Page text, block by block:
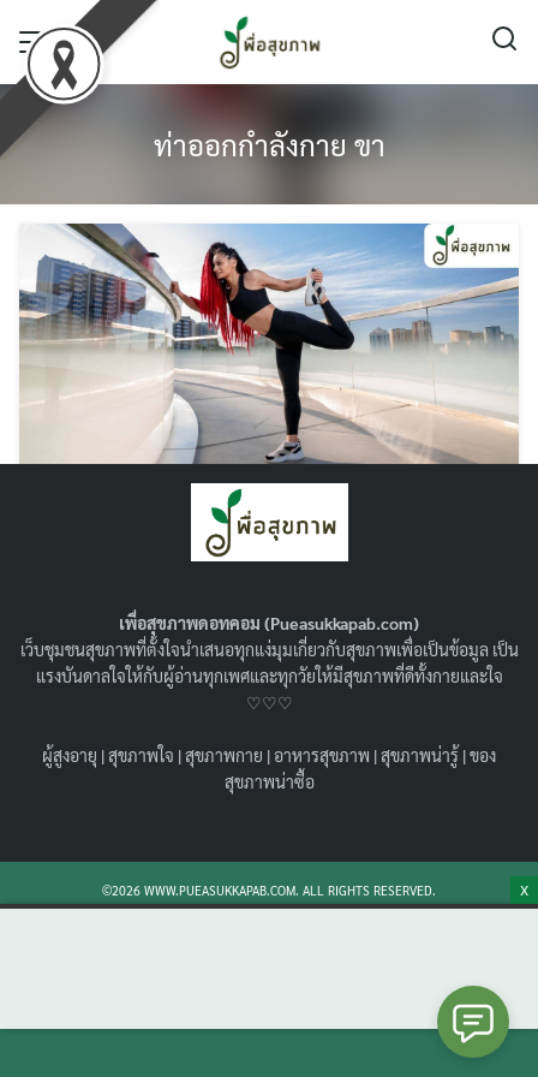
content
for:
Search
ท่าออกกำลังกาย ขา
รวม ท่าลดขาเบียด ทำตามง่าย เห็นผลจริงใน
รวม ท่าออกกำลังขาย ขา ให้ต้นขาเฟิร์มกระชับ แนะนำ ท่า
ลดขาเบียด 8 ท่า ทำตามได้ง่ายๆ ที่บ้าน ไม่ต้องมีอุปรณ์ก็
ทำได้ เห็นผลจริง
เพื่อสุขภาพดอทคอม (Pueasukkapab.com)
เว็บชุมชนสุขภาพที่ตั้งใจนำเสนอทุกแง่มุมเกี่ยวกับสุขภาพเพื่อเป็นข้อมูล เป็น
แรงบันดาลใจให้กับผู้อ่านทุกเพศและทุกวัยให้มีสุขภาพที่ดีทั้งกายและใจ
♡♡♡
ผู้สูงอายุ |สุขภาพใจ |สุขภาพกาย |อาหารสุขภาพ |สุขภาพน่ารู้ |ของ
สุขภาพน่าซื้อ
©2026 WWW.PUEASUKKAPAB.COM. ALL RIGHTS RESERVED. X